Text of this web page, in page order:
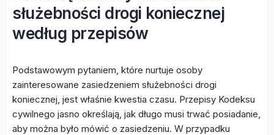
służebności drogi koniecznej
według przepisów
Podstawowym pytaniem, które nurtuje osoby
zainteresowane zasiedzeniem służebności drogi
koniecznej, jest właśnie kwestia czasu. Przepisy Kodeksu
cywilnego jasno określają, jak długo musi trwać posiadanie,
aby można było mówić o zasiedzeniu. W przypadku